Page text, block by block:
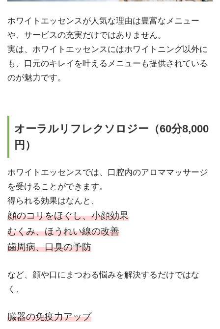
ホワイトエッセンスが人気な理由は豊富なメニュー
や、サービスの充実だけではありません。
実は、ホワイトエッセンスにはホワイトニング以外に
も、口元のキレイを叶えるメニューも提供されている
のが魅力です。
オーラルリフレクソロジー（60分8,000
円）
ホワイトエッセンスでは、口腔内のアロママッサージ
を受けることができます。
得られる効果はなんと、
顔のコリをほぐし、小顔効果
むくみ、ほうれい線の改善
歯周病、口臭の予防
など、顔や口にまつわる悩みを解決するだけではな
く、
臓器の免疫力アップ